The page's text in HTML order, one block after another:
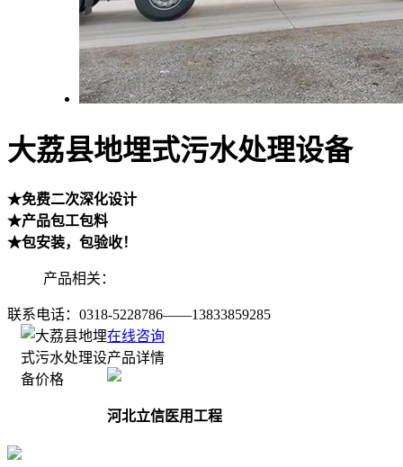
大荔县地埋式污水处理设备
★免费二次深化设计
★产品包工包料
★包安装，包验收！
产品相关：
联系电话： 0318-5228786——13833859285
在线咨询
产品详情
河北立信医用工程